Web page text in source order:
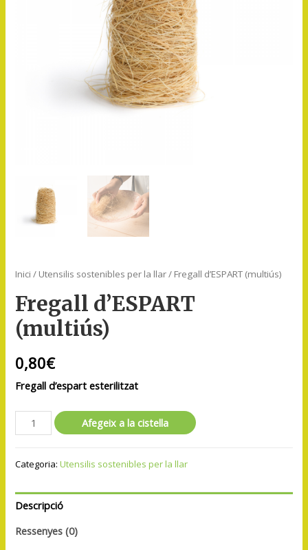
Inici / Utensilis sostenibles per la llar/ Fregall d’ESPART (multiús)
Fregall d’ESPART
(multiús)
0,80€
Fregall d’espart esterilitzat
Afegeix a la cistella
Categoria:Utensilis sostenibles per la llar
Descripció
Ressenyes (0)